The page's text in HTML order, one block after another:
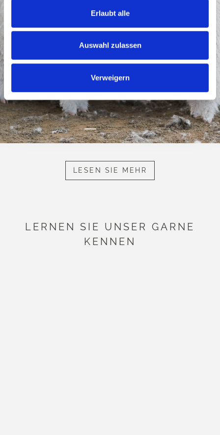
Erlaubt alle
Auswahl zulassen
Verweigern
LESEN SIE MEHR
LERNEN SIE UNSER GARNE
KENNEN